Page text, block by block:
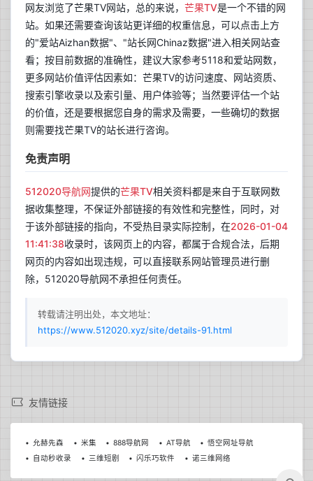
网友浏览了芒果TV网站，总的来说， 芒果TV是一个不错的网
站。如果还需要查询该站更详细的权重信息，可以点击上方
的"爱站Aizhan数据"、"站长网Chinaz数据"进入相关网站查
看；按目前数据的准确性，建议大家参考5118和爱站网数，
更多网站价值评估因素如：芒果TV的访问速度、网站资质、
搜索引擎收录以及索引量、用户体验等；当然要评估一个站
的价值，还是要根据您自身的需求及需要，一些确切的数据
则需要找芒果TV的站长进行咨询。
免责声明
512020导航网提供的芒果TV相关资料都是来自于互联网数
据收集整理，不保证外部链接的有效性和完整性，同时，对
于该外部链接的指向，不受热目录实际控制，在2026-01-04
11:41:38收录时，该网页上的内容，都属于合规合法，后期
网页的内容如出现违规，可以直接联系网站管理员进行删
除，512020导航网不承担任何责任。
转载请注明出处，本文地址：
https://www.512020.xyz/site/details-91.html
友情链接
允赫先森 米集 888导航网 AT导航
悟空网址导航
自动秒收录
三维短剧 闪乐巧软件 诺三维网络
27
今日日出 今日日落